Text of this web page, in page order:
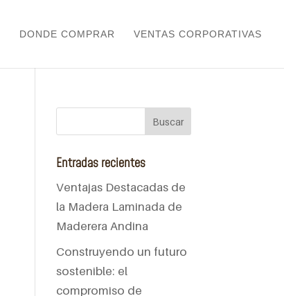
DONDE COMPRAR VENTAS CORPORATIVAS
Entradas recientes
Ventajas Destacadas de
la Madera Laminada de
Maderera Andina
Construyendo un futuro
sostenible: el
compromiso de